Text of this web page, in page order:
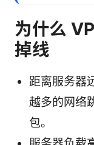
为什么
掉线
距离服务器
越多的网络
包。